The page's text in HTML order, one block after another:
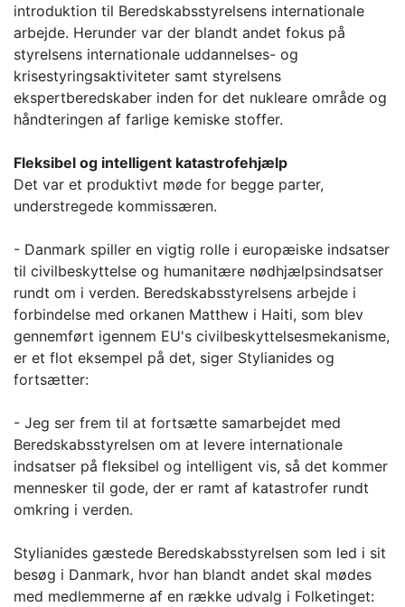
introduktion til Beredskabsstyrelsens internationale
arbejde. Herunder var der blandt andet fokus på
styrelsens internationale uddannelses- og
krisestyringsaktiviteter samt styrelsens
ekspertberedskaber inden for det nukleare område og
håndteringen af farlige kemiske stoffer.
Fleksibel og intelligent katastrofehjælp
Det var et produktivt møde for begge parter,
understregede kommissæren.
- Danmark spiller en vigtig rolle i europæiske indsatser
til civilbeskyttelse og humanitære nødhjælpsindsatser
rundt om i verden. Beredskabsstyrelsens arbejde i
forbindelse med orkanen Matthew i Haiti, som blev
gennemført igennem EU's civilbeskyttelsesmekanisme,
er et flot eksempel på det, siger Stylianides og
fortsætter:
- Jeg ser frem til at fortsætte samarbejdet med
Beredskabsstyrelsen om at levere internationale
indsatser på fleksibel og intelligent vis, så det kommer
mennesker til gode, der er ramt af katastrofer rundt
omkring i verden.
Stylianides gæstede Beredskabsstyrelsen som led i sit
besøg i Danmark, hvor han blandt andet skal mødes
med medlemmerne af en række udvalg i Folketinget: